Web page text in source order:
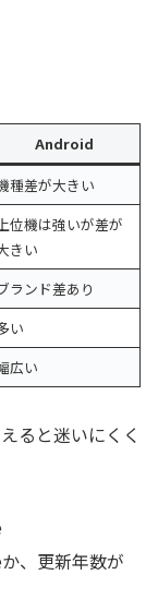
Android
種差が大きい
位機は強いが差が
きい
ランド差あり
い
広い
ると迷いにくく
、更新年数が